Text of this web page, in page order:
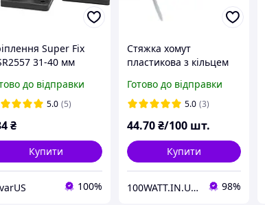
Super Fix
31-40 мм
для лопат сокир
до відправки
5.0 (5)
₴
Купити
100%
Стяжка хомут
пластикова з кільцем
SVT 9039
Готово до відправки
5.0 (3)
44.70₴/100 шт.
Купити
100WATT.IN.UA ІНТЕРНЕТ-МАГАЗИН 98%